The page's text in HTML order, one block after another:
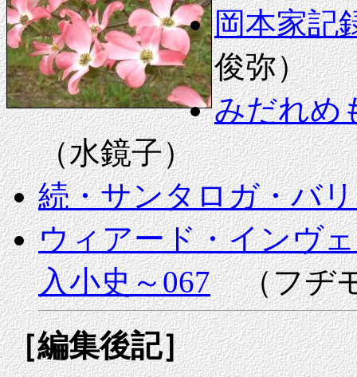
岡本家記
俊弥
みだれめ
（水鏡子）
続・サンタロガ・バ
ウィアード・インヴ
入小史～067（フヂ
［編集後記］